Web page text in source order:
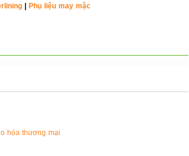
Phụ liệu may mặc
hóa thương mại